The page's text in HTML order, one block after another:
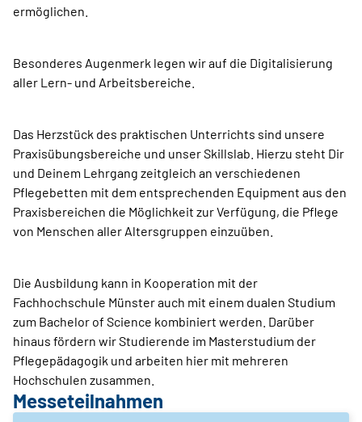
ermöglichen.
Besonderes Augenmerk legen wir auf die Digitalisierung
aller Lern- und Arbeitsbereiche.
Das Herzstück des praktischen Unterrichts sind unsere
Praxisübungsbereiche und unser Skillslab. Hierzu steht Dir
und Deinem Lehrgang zeitgleich an verschiedenen
Pflegebetten mit dem entsprechenden Equipment aus den
Praxisbereichen die Möglichkeit zur Verfügung, die Pflege
von Menschen aller Altersgruppen einzuüben.
Die Ausbildung kann in Kooperation mit der
Fachhochschule Münster auch mit einem dualen Studium
zum Bachelor of Science kombiniert werden. Darüber
hinaus fördern wir Studierende im Masterstudium der
Pflegepädagogik und arbeiten hier mit mehreren
Hochschulen zusammen.
Messeteilnahmen